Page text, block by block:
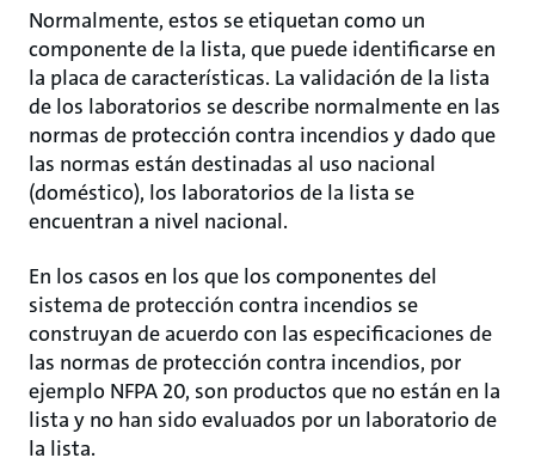
Normalmente, estos se etiquetan como un
componente de la lista, que puede identificarse en
la placa de características. La validación de la lista
de los laboratorios se describe normalmente en las
normas de protección contra incendios y dado que
las normas están destinadas al uso nacional
(doméstico), los laboratorios de la lista se
encuentran a nivel nacional.
En los casos en los que los componentes del
sistema de protección contra incendios se
construyan de acuerdo con las especificaciones de
las normas de protección contra incendios, por
ejemplo NFPA 20, son productos que no están en la
lista y no han sido evaluados por un laboratorio de
la lista.